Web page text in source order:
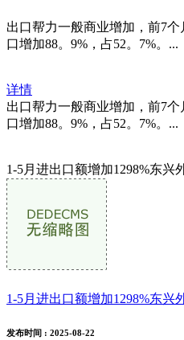
出口帮力一般商业增加，前7
口增加88。9%，占52。7%。...
详情
出口帮力一般商业增加，前7
口增加88。9%，占52。7%。...
1-5月进出口额增加1298%东兴
1-5月进出口额增加1298%东兴
发布时间 : 2025-08-22